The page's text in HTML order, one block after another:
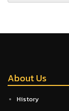
About Us
History